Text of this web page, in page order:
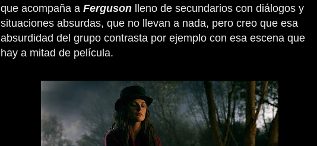
que acompaña a Ferguson lleno de secundarios con diálogos y
situaciones absurdas, que no llevan a nada, pero creo que esa
absurdidad del grupo contrasta por ejemplo con esa escena que
hay a mitad de película.